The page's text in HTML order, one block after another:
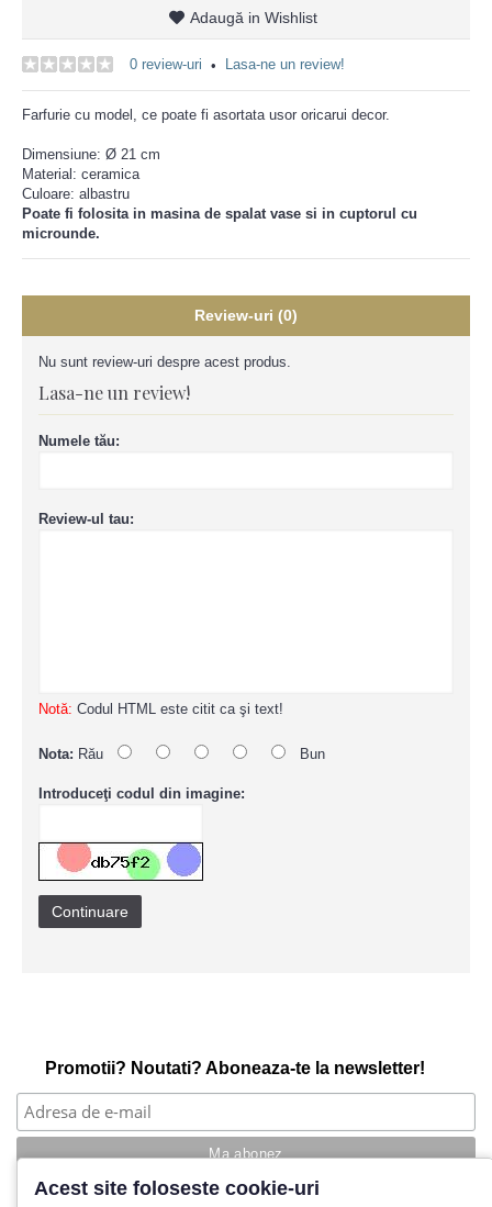
Adaugă in Wishlist
0 review-uri • Lasa-ne un review!
Farfurie cu model, ce poate fi asortata usor oricarui decor.
Dimensiune: Ø 21 cm
Material: ceramica
Culoare: albastru
Poate fi folosita in masina de spalat vase si in cuptorul cu
microunde.
Review-uri (0)
Nu sunt review-uri despre acest produs.
Lasa-ne un review!
Numele tău:
Review-ul tau:
Notă: Codul HTML este citit ca şi text!
Nota: Rău Bun
Introduceţi codul din imagine:
Continuare
Promotii? Noutati? Aboneaza-te la newsletter!
Acest site foloseste cookie-uri